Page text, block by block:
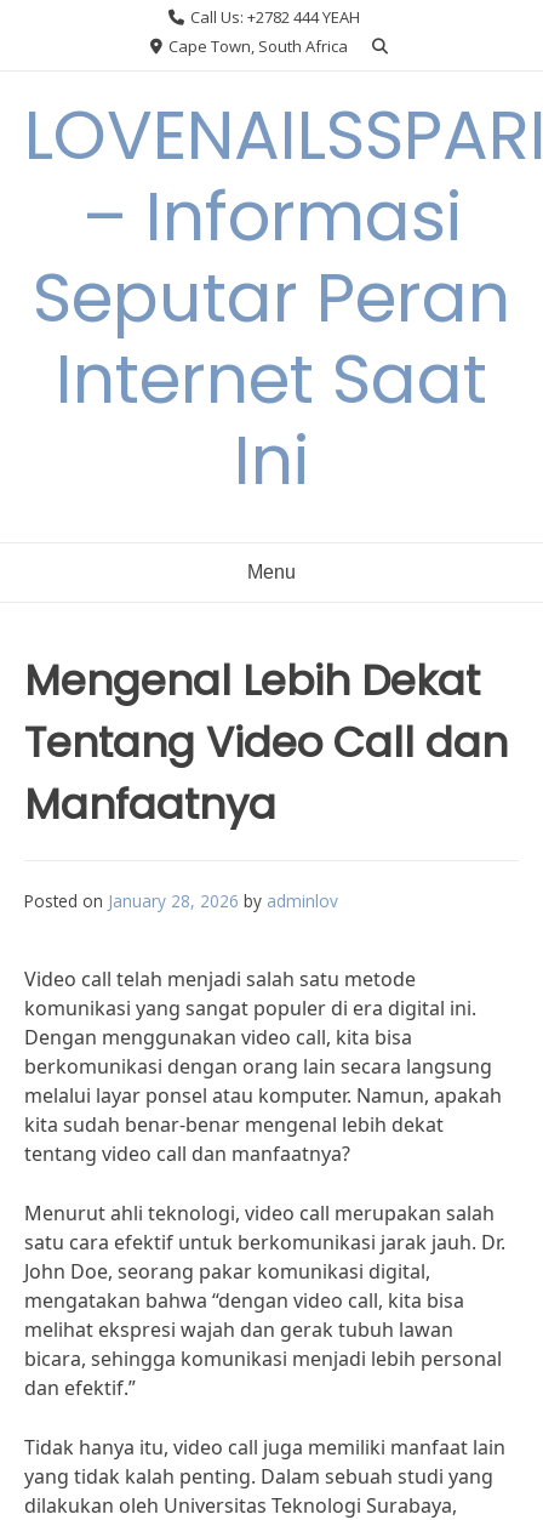
Call Us: +2782 444 YEAH
Cape Town, South Africa
– Informasi
Seputar Peran
Internet Saat
Ini
Menu
Mengenal Lebih Dekat
Tentang Video Call dan
Manfaatnya
Posted on January 28, 2026 by adminlov
Video call telah menjadi salah satu metode
komunikasi yang sangat populer di era digital ini.
Dengan menggunakan video call, kita bisa
berkomunikasi dengan orang lain secara langsung
melalui layar ponsel atau komputer. Namun, apakah
kita sudah benar-benar mengenal lebih dekat
tentang video call dan manfaatnya?
Menurut ahli teknologi, video call merupakan salah
satu cara efektif untuk berkomunikasi jarak jauh. Dr.
John Doe, seorang pakar komunikasi digital,
mengatakan bahwa “dengan video call, kita bisa
melihat ekspresi wajah dan gerak tubuh lawan
bicara, sehingga komunikasi menjadi lebih personal
dan efektif.”
Tidak hanya itu, video call juga memiliki manfaat lain
yang tidak kalah penting. Dalam sebuah studi yang
dilakukan oleh Universitas Teknologi Surabaya,